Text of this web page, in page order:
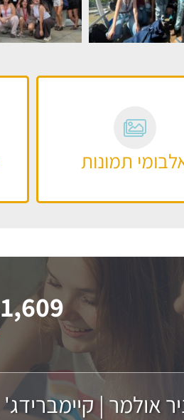
תמונות
21,609 תלמידים
אולמר | קיימברידג'